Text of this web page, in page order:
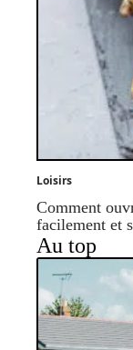
Loisirs
Comment
facilement et
Au top